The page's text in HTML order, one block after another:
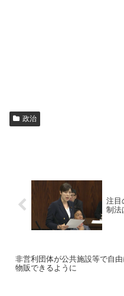
政治
注目
制法
非営利団体が公共施設等で自
物販できるように